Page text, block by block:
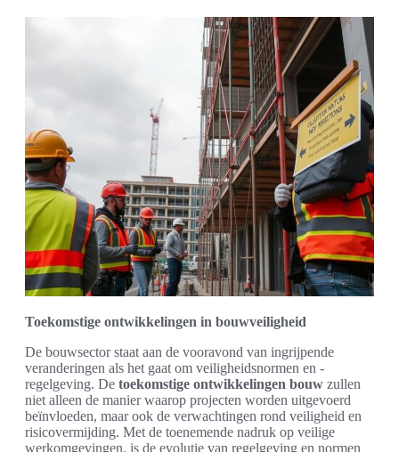
Toekomstige ontwikkelingen in bouwveiligheid
De bouwsector staat aan de vooravond van ingrijpende
veranderingen als het gaat om veiligheidsnormen en -
regelgeving. De toekomstige ontwikkelingen bouw zullen
niet alleen de manier waarop projecten worden uitgevoerd
beïnvloeden, maar ook de verwachtingen rond veiligheid en
risicovermijding. Met de toenemende nadruk op veilige
werkomgevingen, is de evolutie van regelgeving en normen